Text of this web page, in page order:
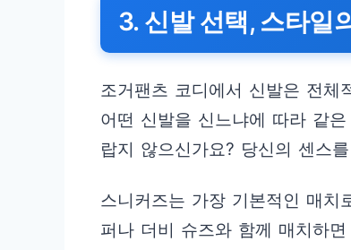
3. 신발 선택, 스타일
조거팬츠 코디에서 신발은 전체
어떤 신발을 신느냐에 따라 같
랍지 않으신가요? 당신의 센스
스니커즈는 가장 기본적인 매치
퍼나 더비 슈즈와 함께 매치하